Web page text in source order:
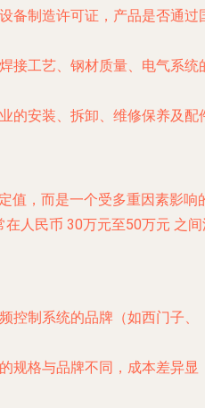
备制造许可证，产品是否通过
接工艺、钢材质量、电气系统
的安装、拆卸、维修保养及配
值，而是一个受多重因素影响
在人民币 30万元至50万元 之
控制系统的品牌（如西门子、
的规格与品牌不同，成本差异显